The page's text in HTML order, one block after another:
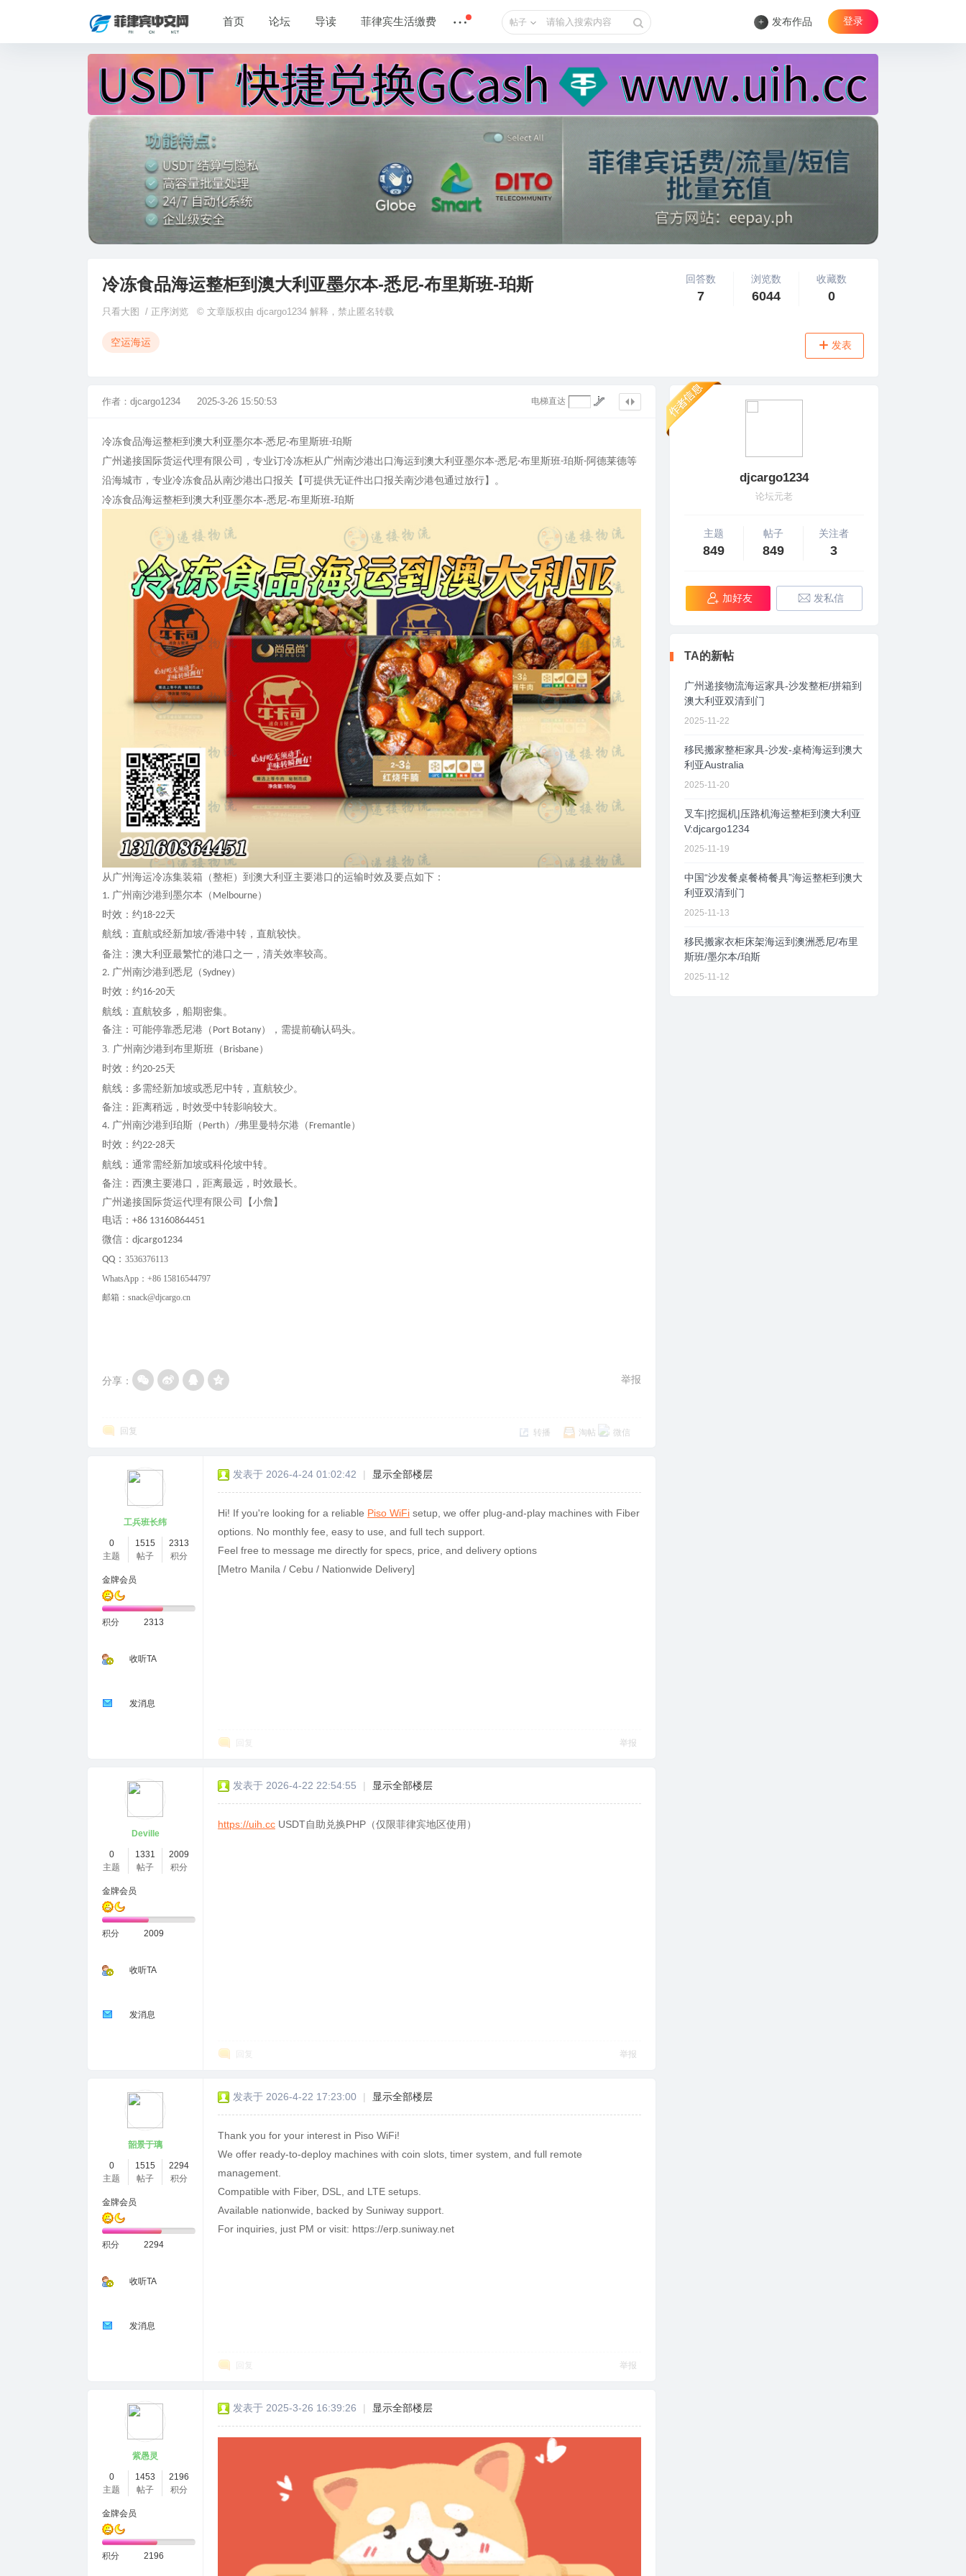
首页 论坛 导读 菲律宾生活缴费 帖子 + 发布作品 登录
冷冻食品海运整柜到澳大利亚墨尔本-悉尼-布里斯班-珀斯
只看大图 / 正序浏览 © 文章版权由 djcargo1234 解释，禁止匿名转载
空运海运
回答数
7
浏览数
6044
收藏数
0
发表
作者： djcargo1234 2025-3-26 15:50:53 电梯直达
冷冻食品海运整柜到澳大利亚墨尔本-悉尼-布里斯班-珀斯
广州递接国际货运代理有限公司，专业订冷冻柜从广州南沙港出口海运到澳大利亚墨尔本-悉尼-布里斯班-珀斯-阿德莱德等
沿海城市，专业冷冻食品从南沙港出口报关【可提供无证件出口报关南沙港包通过放行】。
冷冻食品海运整柜到澳大利亚墨尔本-悉尼-布里斯班-珀斯
从广州海运冷冻集装箱（整柜）到澳大利亚主要港口的运输时效及要点如下：
1. 广州南沙港到墨尔本（ Melbourne）
时效：约18-22天
航线：直航或经新加坡/香港中转，直航较快。
备注：澳大利亚最繁忙的港口之一，清关效率较高。
2. 广州南沙港到悉尼（Sydney）
时效：约16-20天
航线：直航较多，船期密集。
备注：可能停靠悉尼港（ Port Botany），需提前确认码头。
3. 广州南沙港到布里斯班（ Brisbane）
时效：约20-25天
航线：多需经新加坡或悉尼中转，直航较少。
备注：距离稍远，时效受中转影响较大。
4. 广州南沙港到珀斯（ Perth） /弗里曼特尔港（ Fremantle）
时效：约22-28天
航线：通常需经新加坡或科伦坡中转。
备注：西澳主要港口，距离最远，时效最长。
广州递接国际货运代理有限公司【小詹】
电话： +86 13160864451
微信： djcargo1234
QQ ： 3536376113
WhatsApp：+86 15816544797
邮箱： snack@djcargo.cn
分享： 举报
转播 淘帖 微信
回复
工兵班长纬
0
主题
1515
帖子
2313
积分
金牌会员
积分 2313
收听TA
发消息
发表于 2026-4-24 01:02:42 | 显示全部楼层
Hi! If you're looking for a reliable Piso WiFi setup, we offer plug-and-play machines with Fiber
options. No monthly fee, easy to use, and full tech support.
Feel free to message me directly for specs, price, and delivery options
[Metro Manila / Cebu / Nationwide Delivery]
举报
Deville
0
主题
1331
帖子
2009
积分
金牌会员
积分 2009
收听TA
发消息
发表于 2026-4-22 22:54:55 | 显示全部楼层
https://uih.cc USDT自助兑换PHP（仅限菲律宾地区使用）
举报
韶景于璃
0
主题
1515
帖子
2294
积分
金牌会员
积分 2294
收听TA
发消息
发表于 2026-4-22 17:23:00 | 显示全部楼层
Thank you for your interest in Piso WiFi!
We offer ready-to-deploy machines with coin slots, timer system, and full remote
management.
Compatible with Fiber, DSL, and LTE setups.
Available nationwide, backed by Suniway support.
For inquiries, just PM or visit: https://erp.suniway.net
举报
紫愚灵
0
主题
1453
帖子
2196
积分
金牌会员
积分 2196
发表于 2025-3-26 16:39:26 | 显示全部楼层
djcargo1234
论坛元老
主题
849
帖子
849
关注者
3
加好友 发私信
TA的新帖
广州递接物流海运家具-沙发整柜/拼箱到
澳大利亚双清到门
2025-11-22
移民搬家整柜家具-沙发-桌椅海运到澳大
利亚Australia
2025-11-20
叉车|挖掘机|压路机海运整柜到澳大利亚
V:djcargo1234
2025-11-19
中国“沙发餐桌餐椅餐具”海运整柜到澳大
利亚双清到门
2025-11-13
移民搬家衣柜床架海运到澳洲悉尼/布里
斯班/墨尔本/珀斯
2025-11-12